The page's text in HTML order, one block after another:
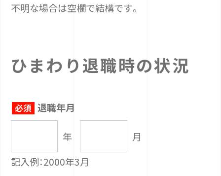
不明な場合は空欄で結構です。
ひまわり退職時の状況
退職年月
年
月
記入例：2000年3月